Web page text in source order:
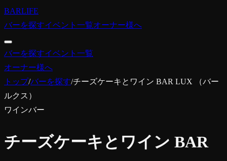
BARLIFE
バーを探すイベント一覧オーナー様へ
バーを探すイベント一覧
オーナー様へ
トップ/バーを探す/チーズケーキとワイン BAR LUX （バー
ルクス）
ワインバー
チーズケーキとワイン BAR